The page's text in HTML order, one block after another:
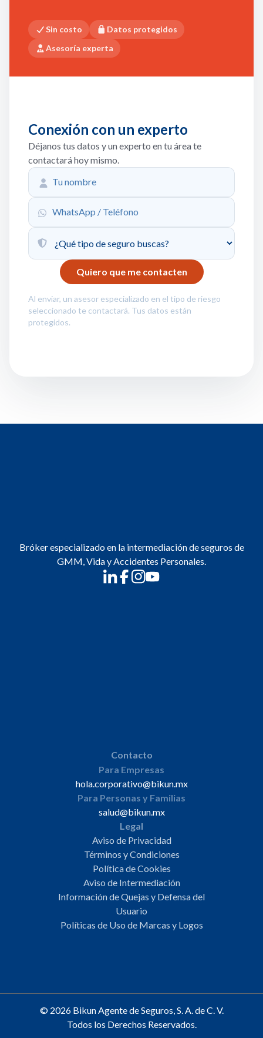
Sin costo
Datos protegidos
Asesoría experta
Conexión con un experto
Déjanos tus datos y un experto en tu área te
contactará hoy mismo.
Al enviar, un asesor especializado en el tipo de riesgo
seleccionado te contactará. Tus datos están
protegidos.
Bróker especializado en la intermediación de seguros de
GMM, Vida y Accidentes Personales.
Contacto
Para Empresas
hola.corporativo@bikun.mx
Para Personas y Familias
salud@bikun.mx
Legal
Aviso de Privacidad
Términos y Condiciones
Política de Cookies
Aviso de Intermediación
Información de Quejas y Defensa del
Usuario
Políticas de Uso de Marcas y Logos
© 2026 Bikun Agente de Seguros, S. A. de C. V.
Todos los Derechos Reservados.